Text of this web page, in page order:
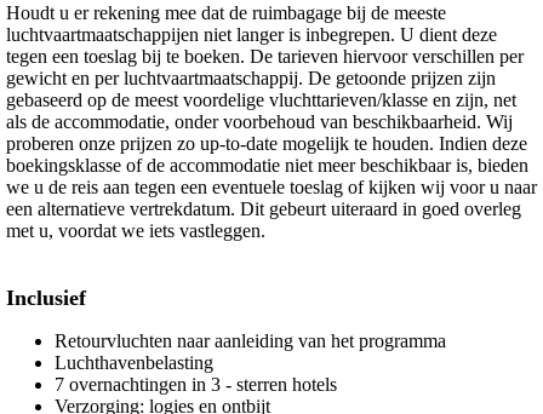
Houdt u er rekening mee dat de ruimbagage bij de meeste
luchtvaartmaatschappijen niet langer is inbegrepen. U dient deze
tegen een toeslag bij te boeken. De tarieven hiervoor verschillen per
gewicht en per luchtvaartmaatschappij. De getoonde prijzen zijn
gebaseerd op de meest voordelige vluchttarieven/klasse en zijn, net
als de accommodatie, onder voorbehoud van beschikbaarheid. Wij
proberen onze prijzen zo up-to-date mogelijk te houden. Indien deze
boekingsklasse of de accommodatie niet meer beschikbaar is, bieden
we u de reis aan tegen een eventuele toeslag of kijken wij voor u naar
een alternatieve vertrekdatum. Dit gebeurt uiteraard in goed overleg
met u, voordat we iets vastleggen.
Inclusief
Retourvluchten naar aanleiding van het programma
Luchthavenbelasting
7 overnachtingen in 3 - sterren hotels
Verzorging: logies en ontbijt